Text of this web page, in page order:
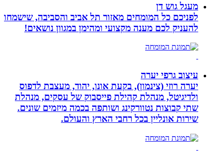
מעגל גוש דן
לפניכם כל המומחים מאזור תל אביב והסביבה, שישמחו
להעניק לכם מענה מקצועי ומהימן במגוון נושאים!
עיצוב גרפי יערה
יערה רוזי (צינמון), בקעת אונו, יהוד, מעצבת לדפוס
ולדיגיטל, מנהלת קהילת פייסבוק של עסקים, מנהלת
שתי קבוצות נטוורקינג ושותפה בכמה מיזמים שונים.
שירות אונליין בכל רחבי הארץ והעולם.